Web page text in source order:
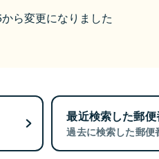
ら変更になりました
最近検索した郵
過去に検索した郵便